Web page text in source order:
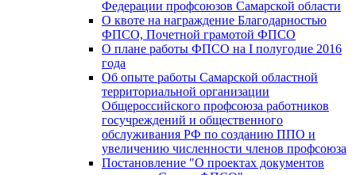
Федерации профсоюзов Самарской области
О квоте на награждение Благодарностью
ФПСО, Почетной грамотой ФПСО
О плане работы ФПСО на I полугодие 2016
года
Об опыте работы Самарской областной
территориальной организации
Общероссийского профсоюза работников
госучреждений и общественного
обслуживания РФ по созданию ППО и
увеличению численности членов профсоюза
Постановление "О проектах документов